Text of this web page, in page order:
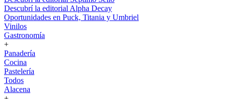
Descubrí la editorial Alpha Decay
Oportunidades en Puck, Titania y Umbriel
Vinilos
Gastronomía
+
Panadería
Cocina
Pastelería
Todos
Alacena